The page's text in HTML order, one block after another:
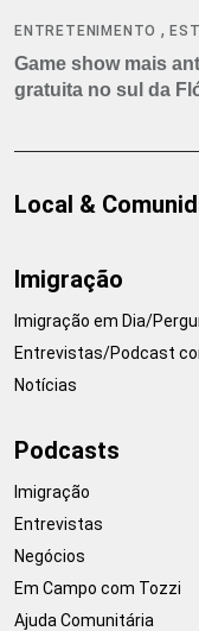
ENTRETENIMENTO ,
Game show mais
gratuita no sul da
Local &
Imigração
Imigração em Dia/
Entrevistas/Podcast
Notícias
Podcasts
Imigração
Entrevistas
Negócios
Em Campo com Tozzi
Ajuda Comunitária